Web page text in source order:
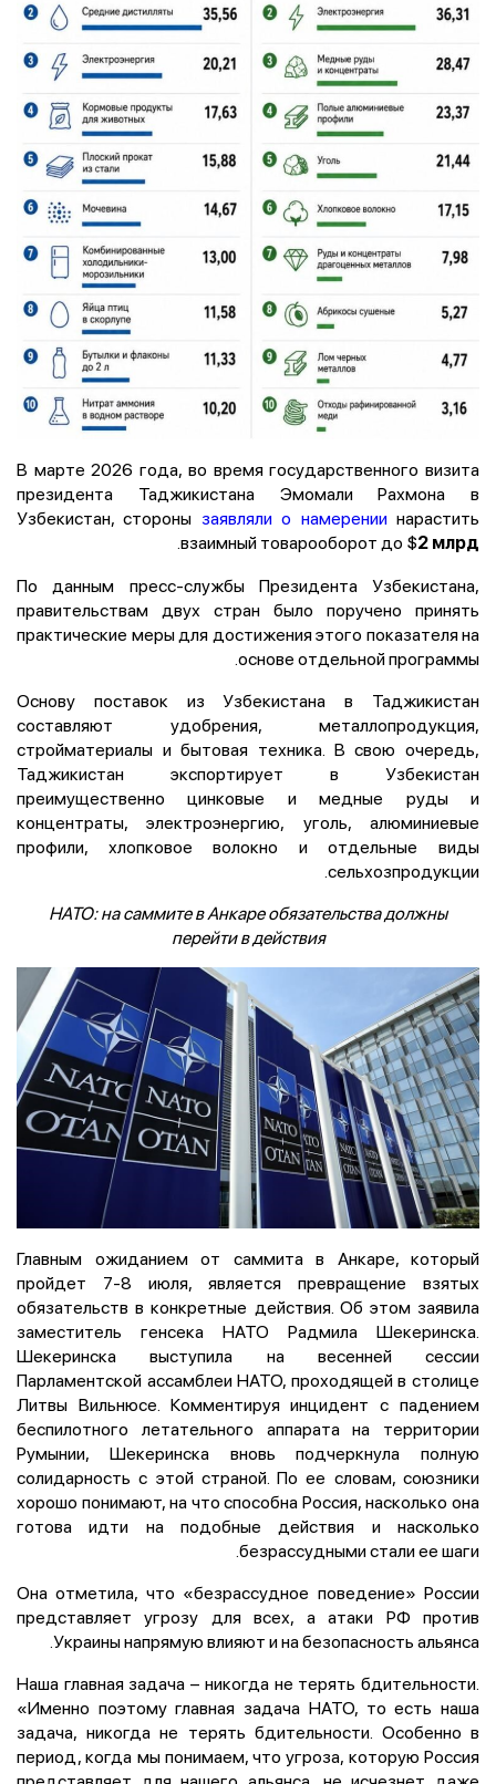
В марте 2026 года, во время государственного визита
президента Таджикистана Эмомали Рахмона в
Узбекистан, стороны заявляли о намерениинарастить
взаимный товарооборот до $2 млрд
.
По данным пресс-службы Президента Узбекистана,
правительствам двух стран было поручено принять
практические меры для достижения этого показателя на
основе отдельной программы.
Основу поставок из Узбекистана в Таджикистан
составляют удобрения, металлопродукция,
стройматериалы и бытовая техника. В свою очередь,
Таджикистан экспортирует в Узбекистан
преимущественно цинковые и медные руды и
концентраты, электроэнергию, уголь, алюминиевые
профили, хлопковое волокно и отдельные виды
сельхозпродукции.
НАТО: на саммите в Анкаре обязательства должны
перейти в действия
Главным ожиданием от саммита в Анкаре, который
пройдет 7-8 июля, является превращение взятых
обязательств в конкретные действия. Об этом заявила
заместитель генсека НАТО Радмила Шекеринска.
Шекеринска выступила на весенней сессии
Парламентской ассамблеи НАТО, проходящей в столице
Литвы Вильнюсе. Комментируя инцидент с падением
беспилотного летательного аппарата на территории
Румынии, Шекеринска вновь подчеркнула полную
солидарность с этой страной. По ее словам, союзники
хорошо понимают, на что способна Россия, насколько она
готова идти на подобные действия и насколько
безрассудными стали ее шаги.
Она отметила, что «безрассудное поведение» России
представляет угрозу для всех, а атаки РФ против
Украины напрямую влияют и на безопасность альянса.
Наша главная задача – никогда не терять бдительности.
«Именно поэтому главная задача НАТО, то есть наша
задача, никогда не терять бдительности. Особенно в
период, когда мы понимаем, что угроза, которую Россия